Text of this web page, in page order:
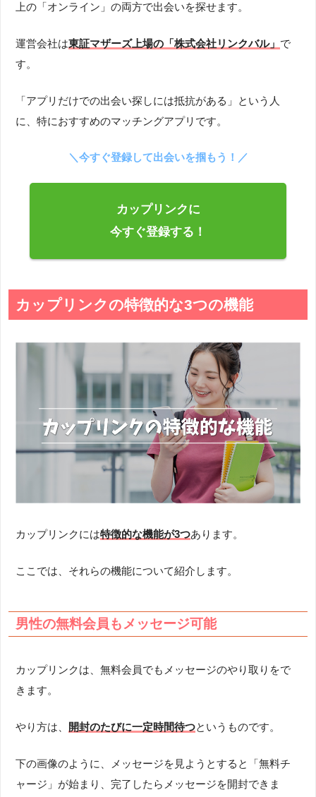
上の「オンライン」の両方で出会いを探せます。
運営会社は東証マザーズ上場の「株式会社リンクバル」 で
す。
「アプリだけでの出会い探しには抵抗がある」という人
に、特におすすめのマッチングアプリです。
＼今すぐ登録して出会いを掴もう！／
カップリンクに
今すぐ登録する！
カップリンクの特徴的な3つの機能
カップリンクには特徴的な機能が3つあります。
ここでは、それらの機能について紹介します。
男性の無料会員もメッセージ可能
カップリンクは、無料会員でもメッセージのやり取りをで
きます。
やり方は、 開封のたびに一定時間待つというものです。
下の画像のように、メッセージを見ようとすると「無料チ
ャージ」が始まり、完了したらメッセージを開封できま